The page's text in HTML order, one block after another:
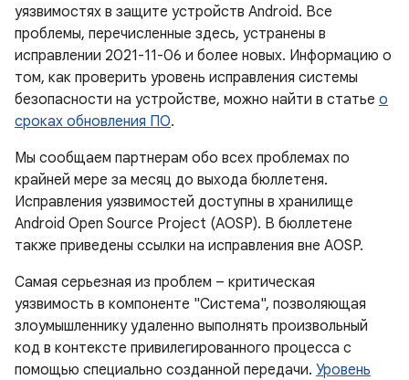
уязвимостях в защите устройств Android. Все
проблемы, перечисленные здесь, устранены в
исправлении 2021-11-06 и более новых. Информацию о
том, как проверить уровень исправления системы
безопасности на устройстве, можно найти в статье о
сроках обновления ПО.
Мы сообщаем партнерам обо всех проблемах по
крайней мере за месяц до выхода бюллетеня.
Исправления уязвимостей доступны в хранилище
Android Open Source Project (AOSP). В бюллетене
также приведены ссылки на исправления вне AOSP.
Самая серьезная из проблем – критическая
уязвимость в компоненте "Система", позволяющая
злоумышленнику удаленно выполнять произвольный
код в контексте привилегированного процесса с
помощью специально созданной передачи. Уровень